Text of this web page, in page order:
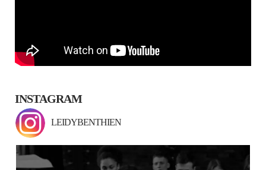
INSTAGRAM
LEIDYBENTHIEN